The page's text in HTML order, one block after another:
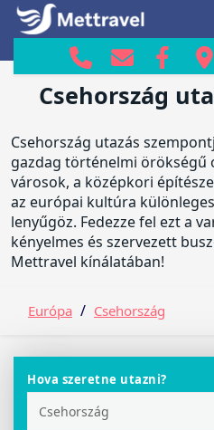
Csehország
Csehország
Csehország utazás
gazdag történelmi örökségű
városok, a középkori
az európai kultúra
lenyűgöz. Fedezze fel ezt a
kényelmes és szervezett
Mettravel kínálatában!
Európa / Csehország
Hova szeretne utazni?